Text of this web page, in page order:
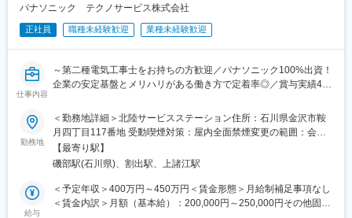
・直行直帰可能
・フレックス制度あり（コアタイム無し）
・休日出勤：月に1回程。突発的なものではなく、毎月計画的に組
んでおり、必ず振休を取得します。
・夜間・緊急対応：基本なし
※お客様対応は専門のフロントが対応いたしますので直接のやり取
りはほとんどございません。
■取扱商品：
キッチン、トイレ、お風呂、エコキュート、IHクッキングヒータ
ー、食洗器、換気扇、照明器具、インターホン、太陽光発電など
の住宅設備機器 等
■組織構成：
6名在籍しています（20代1名、40代1名、50代4名）
パナソニック テクノサービス株式会社
正社員 職種未経験歓迎 業種未経験歓迎
仕事内容
～第二種電気工事士をお持ちの方歓迎／パナソニック100%出資！
企業の安定基盤とメリハリがある働き方で定着率◎／賞与実績4.7
■職務内容：
パナソニック製品をご使用のお客様のお宅を訪問し、アフターサ
ービスを提供します。お客様に一番近い立場となるため、お客様
からお伺いしたご意見を製造部門へフィードバックする役割も担
っています。
☆サービスエンジニアの紹介ページ：
勤務地
＜勤務地詳細＞北陸サービスステーション住所：石川県金沢市鞍
月四丁目117番地 受動喫煙対策：屋内全面禁煙変更の範囲：会社
の定める事業所
【最寄り駅】
磯部駅(石川県)、割出駅、上諸江駅
給与
＜予定年収＞400万円～450万円＜賃金形態＞月給制補足事項なし
＜賃金内訳＞月額（基本給）：200,000円～250,000円その他固定